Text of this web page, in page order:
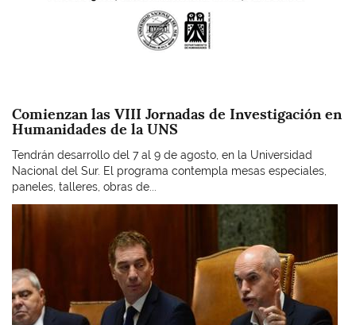
Comienzan las VIII Jornadas de Investigación en
Humanidades de la UNS
Tendrán desarrollo del 7 al 9 de agosto, en la Universidad
Nacional del Sur. El programa contempla mesas especiales,
paneles, talleres, obras de...